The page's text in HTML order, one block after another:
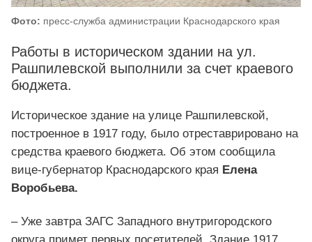
Фото: пресс-служба администрации Краснодарского края
Работы в историческом здании на ул.
Рашпилевской выполнили за счет краевого
бюджета.
Историческое здание на улице Рашпилевской,
построенное в 1917 году, было отреставрировано на
средства краевого бюджета. Об этом сообщила
вице-губернатор Краснодарского края Елена
Воробьева.
– Уже завтра ЗАГС Западного внутригородского